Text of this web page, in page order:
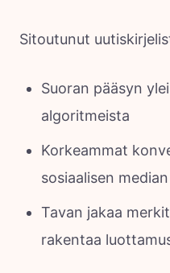
Sitoutunut
Suoran pääsyn
algoritmeista
Korkeammat
sosiaalisen
Tavan jakaa
rakentaa